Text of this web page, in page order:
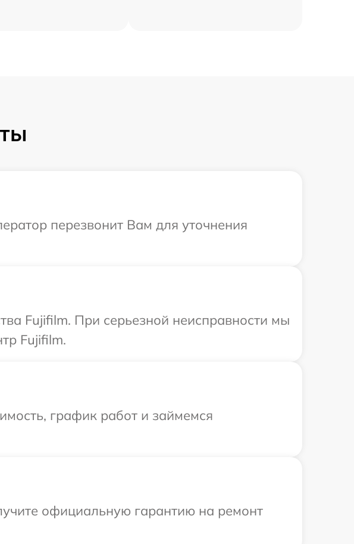
перезвонит Вам для уточнения
Fujifilm. При серьезной неисправности мы
Fujifilm.
график работ и займемся
официальную гарантию на ремонт